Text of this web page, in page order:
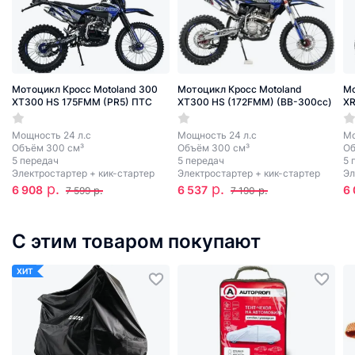
Мотоцикл Кросс Motoland 300
XT300 HS 175FMM (PR5) ПТС
Мощность 24 л.с
Объём 300 см³
5 передач
Электростартер + кик-стартер
6 908 р. 7 599 р.
Мотоцикл Кросс Motoland
XT300 HS (172FMM) (BB-300cc)
Мощность 24 л.с
Объём 300 см³
5 передач
Электростартер + кик-стартер
6 537 р. 7 190 р.
5
6
С этим товаром покупают
ХИТ